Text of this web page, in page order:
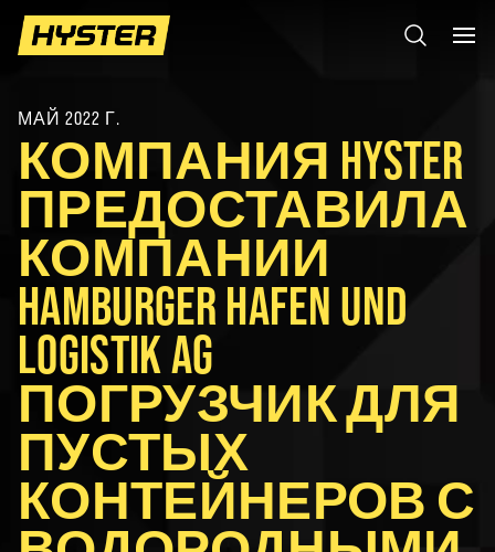
МАЙ 2022 Г.
КОМПАНИЯ HYSTER
ПРЕДОСТАВИЛА
КОМПАНИИ
HAMBURGER HAFEN UND
LOGISTIK AG
ПОГРУЗЧИК ДЛЯ
ПУСТЫХ
КОНТЕЙНЕРОВ С